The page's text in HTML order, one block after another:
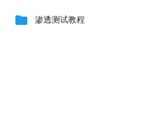
folder 渗透测试教程